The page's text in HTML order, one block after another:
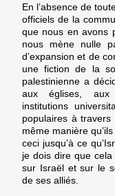
En l’absence de
officiels de la
que nous en avons
nous mène nulle
d’expansion et de
une fiction de la
palestinienne a
aux églises, aux
institutions
populaires à travers
même manière
ceci jusqu’à ce
je dois dire que
sur Israël et sur le
de ses alliés.